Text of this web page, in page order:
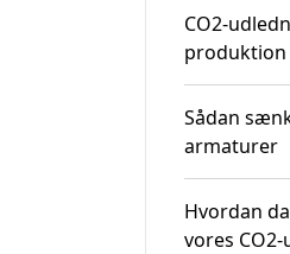
CO2-
produktion
Sådan
armaturer
Hvordan
vores